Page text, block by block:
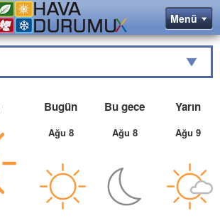
Bugün
Ağu 8
Bu gece
Ağu 8
Yarın
Ağu 9